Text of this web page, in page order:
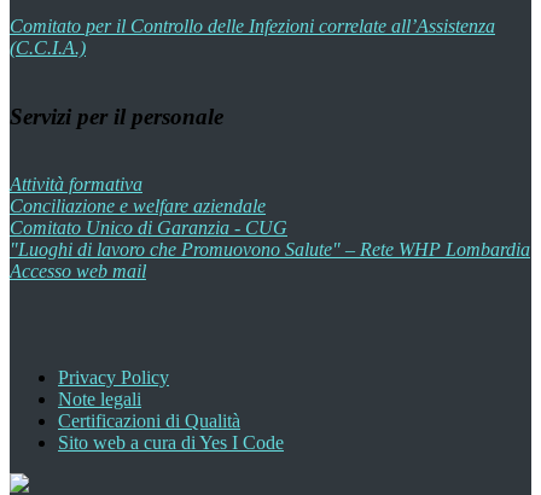
Comitato per il Controllo delle Infezioni correlate all’Assistenza
(C.C.I.A.)
Servizi per il personale
Attività formativa
Conciliazione e welfare aziendale
Comitato Unico di Garanzia - CUG
"Luoghi di lavoro che Promuovono Salute" – Rete WHP Lombardia
Accesso web mail
Privacy Policy
Note legali
Certificazioni di Qualità
Sito web a cura di Yes I Code